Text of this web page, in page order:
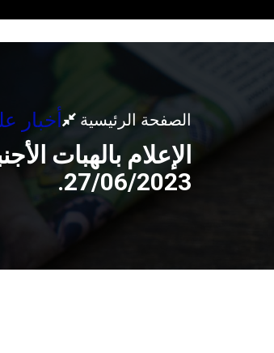
الصفحة الرئيسية أخبار
الإعلام بالهبات
27/06/2023.